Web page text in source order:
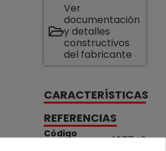
Ver
documentación
y detalles
constructivos
del fabricante
CARACTERÍSTICAS
REFERENCIAS
Código
167742